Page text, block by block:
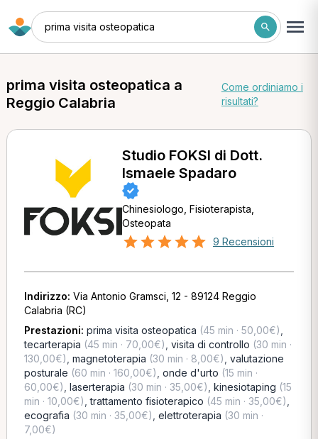
prima visita osteopatica
prima visita osteopatica a
Reggio Calabria
Come ordiniamo i
risultati?
Studio FOKSI di Dott.
Ismaele Spadaro
Chinesiologo, Fisioterapista,
Osteopata
9 Recensioni
Indirizzo: Via Antonio Gramsci, 12 - 89124 Reggio
Calabria (RC)
Prestazioni: prima visita osteopatica (45 min · 50,00€)
tecarterapia (45 min · 70,00€) visita di controllo (30 min ·
130,00€) magnetoterapia (30 min · 8,00€) valutazione
posturale (60 min · 160,00€) onde d'urto (15 min ·
60,00€) laserterapia (30 min · 35,00€) kinesiotaping (15
min · 10,00€) ,trattamento fisioterapico (45 min · 35,00€)
ecografia (30 min · 35,00€) elettroterapia (30 min ·
7,00€)